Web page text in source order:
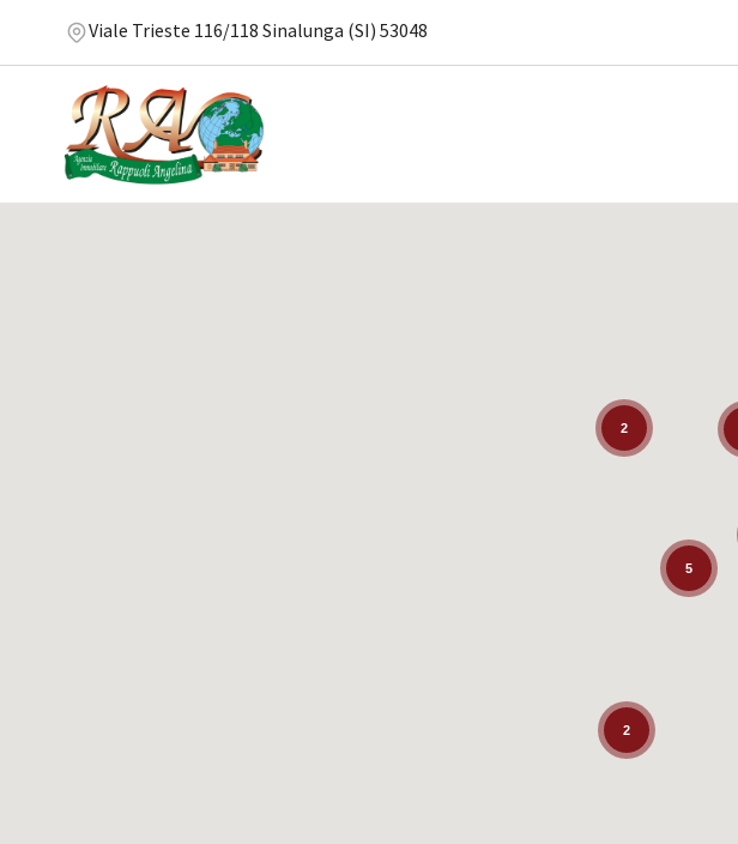
Viale Trieste 116/118 Sinalunga (SI) 53048
2
5
2